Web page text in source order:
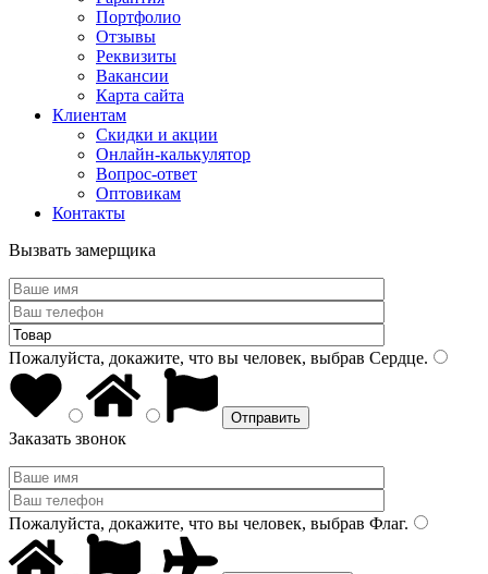
Портфолио
Отзывы
Реквизиты
Вакансии
Карта сайта
Клиентам
Скидки и акции
Онлайн-калькулятор
Вопрос-ответ
Оптовикам
Контакты
Вызвать замерщика
Пожалуйста, докажите, что вы человек, выбрав Сердце.
Заказать звонок
Пожалуйста, докажите, что вы человек, выбрав Флаг.